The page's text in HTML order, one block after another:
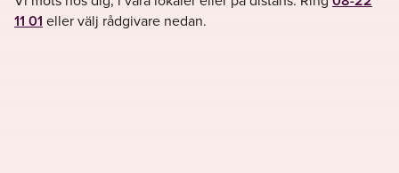
11 01 eller välj rådgivare nedan.